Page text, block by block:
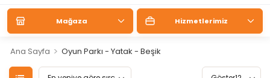
Mağaza Hizmetlerimiz
Ana Sayfa > Oyun Parkı - Yatak - Beşik